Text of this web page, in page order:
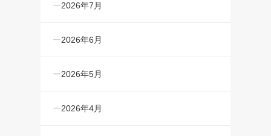
2026年7月
2026年6月
2026年5月
2026年4月